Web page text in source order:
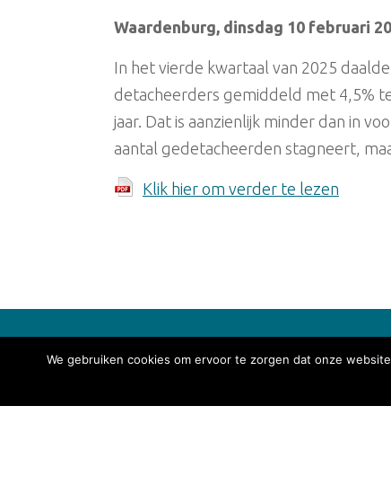
Waardenburg, dinsdag 10 februari
In het vierde kwartaal van 2025
detacheerders gemiddeld met 4,5%
jaar. Dat is aanzienlijk minder dan in
aantal gedetacheerden stagneert,
Klik hier om verder te lezen
Afdeling
We gebruiken cookies om ervoor te zorgen dat onze